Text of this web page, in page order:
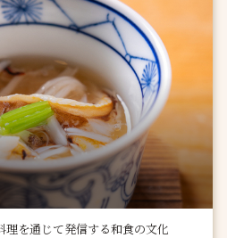
理を通じて発信する和食の文化